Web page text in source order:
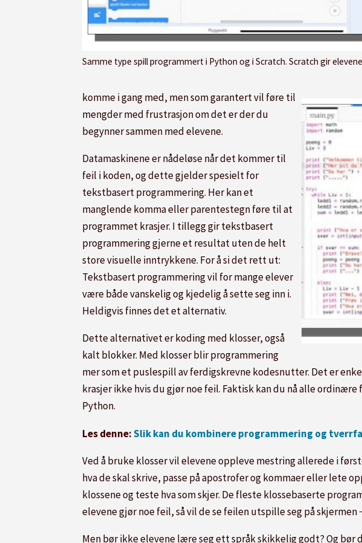
Samme type spill programmert i Python og i Scratch. Scratch gir elevene en visuell
komme i gang med, men som garantert vil føre til
mengder med frustrasjon om det er der du
begynner sammen med elevene.
Datamaskinene er nådeløse når det kommer til
feil i koden, og dette gjelder spesielt for
tekstbasert programmering. Her kan et
manglende komma eller parentestegn føre til at
programmet krasjer. I tillegg gir tekstbasert
programmering gjerne et resultat uten de helt
store visuelle inntrykkene. For å si det rett ut:
Tekstbasert programmering vil for mange elever
være både vanskelig og kjedelig å sette seg inn i.
Heldigvis finnes det et alternativ.
Dette alternativet er koding med klosser, også
kalt blokker. Med klosser blir programmering
mer som et puslespill av ferdigskrevne kodesnutter. Det er
krasjer ikke hvis du gjør noe feil. Faktisk kan du nå alle
Python.
Les denne:Slik kan du kombinere programmering og
Ved å bruke klosser vil elevene oppleve mestring allerede i
hva de skal skrive, passe på apostrofer og kommaer eller lete
klossene og teste hva som skjer. De fleste klossebaserte
elevene gjør noe feil, så vil de se feilen utspille seg på
Men bør ikke elevene lære seg ett språk skikkelig godt? Og bør